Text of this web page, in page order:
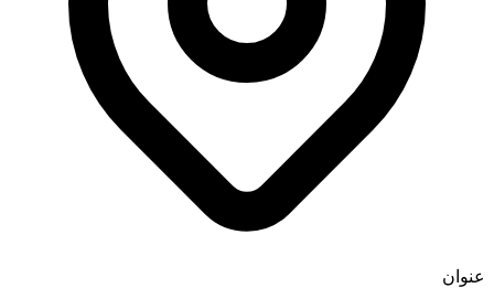
عنوان